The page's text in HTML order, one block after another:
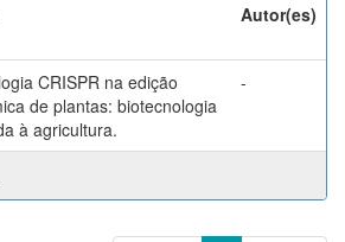
Autor(es)
CRISPR na edição
de plantas: biotecnologia
à agricultura.
-